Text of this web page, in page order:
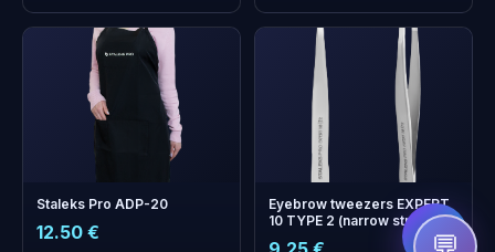
Staleks Pro ADP-20
12.50 €
Eyebrow tweezers EXPERT
10 TYPE 2 (narrow straight)
+
Збирайте і економте на